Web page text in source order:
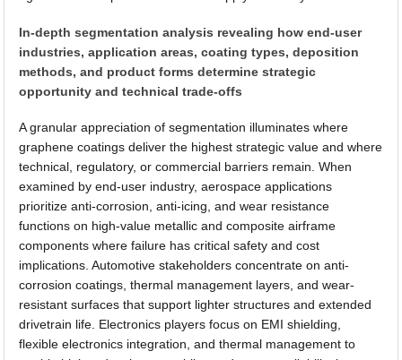
In-depth segmentation analysis revealing how end-user
industries, application areas, coating types, deposition
methods, and product forms determine strategic
opportunity and technical trade-offs
A granular appreciation of segmentation illuminates where
graphene coatings deliver the highest strategic value and where
technical, regulatory, or commercial barriers remain. When
examined by end-user industry, aerospace applications
prioritize anti-corrosion, anti-icing, and wear resistance
functions on high-value metallic and composite airframe
components where failure has critical safety and cost
implications. Automotive stakeholders concentrate on anti-
corrosion coatings, thermal management layers, and wear-
resistant surfaces that support lighter structures and extended
drivetrain life. Electronics players focus on EMI shielding,
flexible electronics integration, and thermal management to